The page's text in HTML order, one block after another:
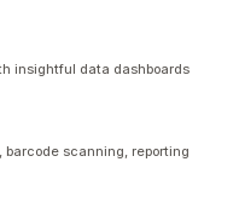
insightful data dashboards
barcode scanning, reporting